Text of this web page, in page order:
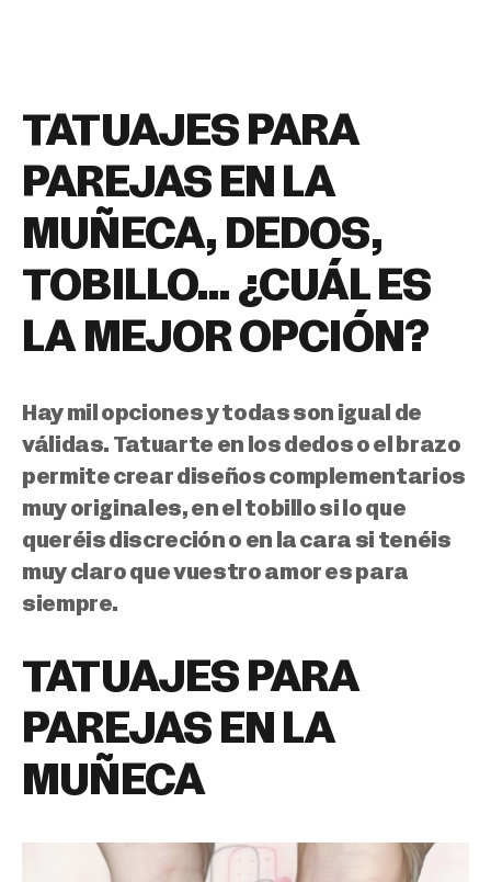
TATUAJES PARA
PAREJAS EN LA
MUÑECA, DEDOS,
TOBILLO… ¿CUÁL ES
LA MEJOR OPCIÓN?
Hay mil opciones y todas son igual de
válidas. Tatuarte en los dedos o el brazo
permite crear diseños complementarios
muy originales, en el tobillo si lo que
queréis discreción o en la cara si tenéis
muy claro que vuestro amor es para
siempre.
TATUAJES PARA
PAREJAS EN LA
MUÑECA